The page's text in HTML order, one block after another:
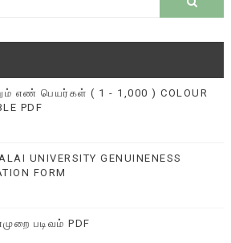
எண் பெயர்கள் ( 1 - 1,000 ) COLOUR
PDF
UNIVERSITY GENUINENESS
FORM
படிவம் PDF